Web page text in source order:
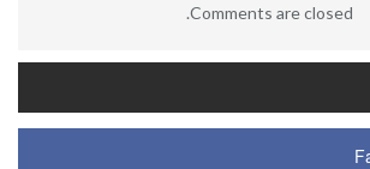
Comments are closed.